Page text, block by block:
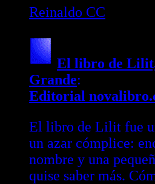
Reinaldo CC
El libro de
Grande:
Editorial
El libro de Lilit fue
un azar cómplice:
nombre y una
quise saber más.